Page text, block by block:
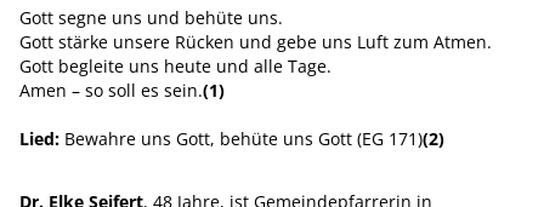
Gott segne uns und behüte uns.
Gott stärke unsere Rücken und gebe uns Luft zum Atmen.
Gott begleite uns heute und alle Tage.
Amen – so soll es sein.(1)
Lied: Bewahre uns Gott, behüte uns Gott (EG 171)(2)
Dr. Elke Seifert, 48 Jahre, ist Gemeindepfarrerin in